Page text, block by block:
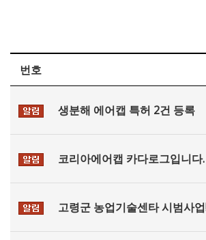
번호
생분해 에어캡 특허 2건 등록
코리아에어캡 카다로그입니다.
고령군 농업기술센타 시범사